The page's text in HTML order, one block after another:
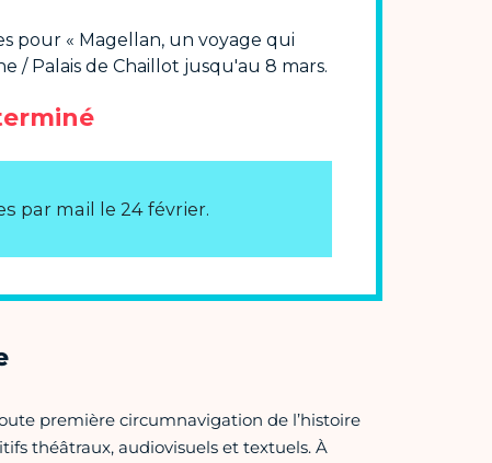
première circumnavigation de l’histoire
théâtraux, audiovisuels et textuels. À